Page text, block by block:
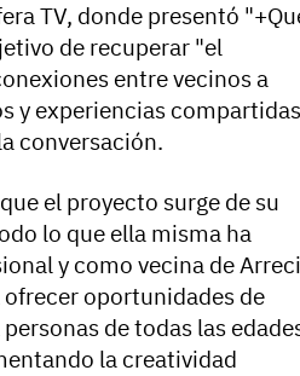
TV, donde presentó
de recuperar "el
entre vecinos a
y experiencias
conversación.
el proyecto surge de su
lo que ella misma ha
y como vecina de
oportunidades de
de todas las
la creatividad